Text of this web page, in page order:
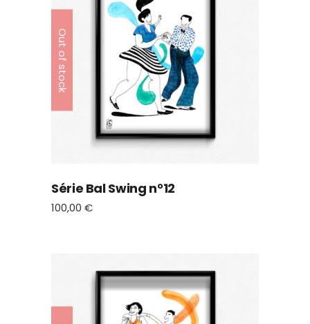
Out of stock
Série Bal Swing n°12
100,00 €